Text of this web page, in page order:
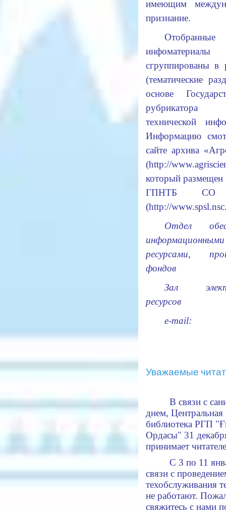
имеющим
признание.
Отобранные
инфоматериалы
сгруппированы в
(тематические
основе
рубрикатора
технической
Информацию
сайте архива
(http://
который размещен
ГПНТБ СО
(http://
Отдел
информационными
ресурсами,
фондов
Зал
ресурсов
e-mail:
Уважаемые
В связи с
днем, Центральная
библиотека РГП
Ордасы" 31
принимает
С 3 по 11
связи с
техобслуживания
не работают.
свяжитесь с нами